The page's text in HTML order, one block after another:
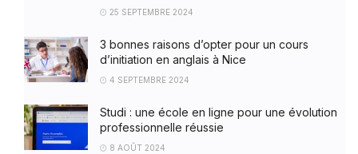
25 SEPTEMBRE 2024
3 bonnes raisons d’opter pour un cours
d’initiation en anglais à Nice
4 SEPTEMBRE 2024
Studi : une école en ligne pour une évolution
professionnelle réussie
8 AOÛT 2024